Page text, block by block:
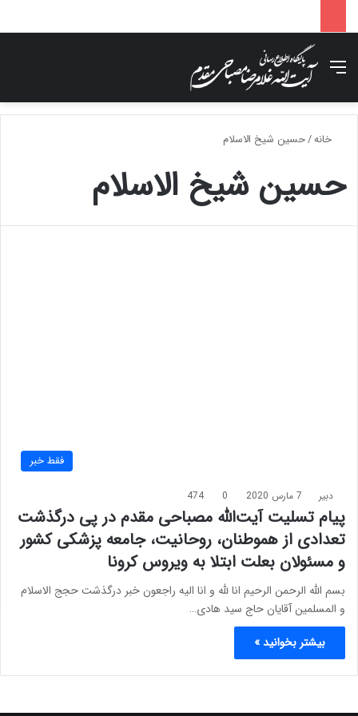
منو
خانه/حسین شیخ الاسلام
حسین شیخ الاسلام
فقط خبر
دبیر 7 مارس 2020 0
474
پیام تسلیت آیت‌الله مصباحی مقدم در پی درگذشت
تعدادی از هموطنان، روحانیت، جامعه پزشکی کشور
و مسئولان بعلت ابتلا به ویروس کرونا
بسم الله الرحمن الرحیم انا لله و انا الیه راجعون خبر درگذشت حجج الاسلام
و المسلمین آقایان حاج سید هادی…
بیشتر بخوانید »